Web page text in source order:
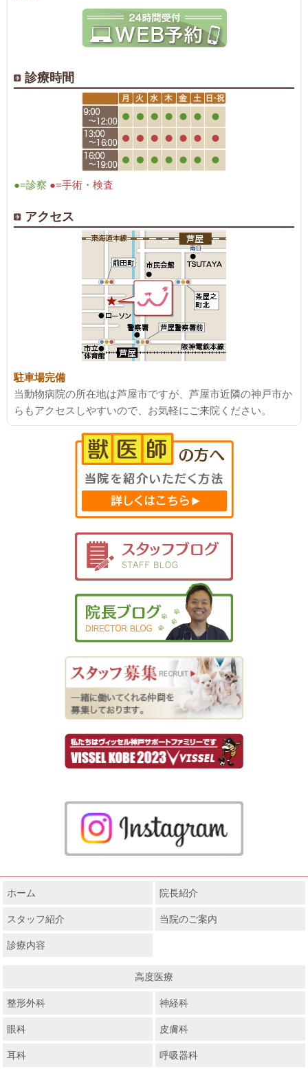
診療時間
●=診察 ●=手術・検査
アクセス
駐車場完備
当動物病院の所在地は芦屋市ですが、芦屋市近隣の神戸市か
らもアクセスしやすいので、お気軽にご来院ください。
ホーム 院長紹介
スタッフ紹介 当院のご案内
診療内容
高度医療
整形外科 神経科
眼科 皮膚科
耳科 呼吸器科